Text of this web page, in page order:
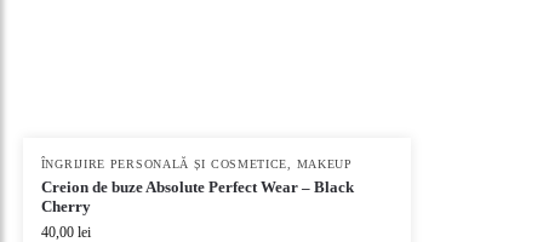
ÎNGRIJIRE PERSONALĂ ȘI COSMETICE MAKEUP
Creion de buze Absolute Perfect Wear – Black
Cherry
40,00 lei